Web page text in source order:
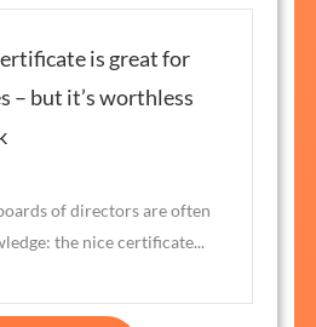
is great for
– but it’s worthless
of directors are often
the nice certificate...